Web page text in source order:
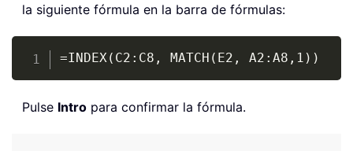
la siguiente fórmula en la barra de fórmulas:
=INDEX(C2:C8, MATCH(E2, A2:A8,1))
Copy
Pulse Intro para confirmar la fórmula.